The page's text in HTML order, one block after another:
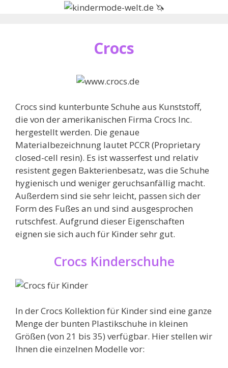
Crocs
Crocs sind kunterbunte Schuhe aus Kunststoff,
die von der amerikanischen Firma Crocs Inc.
hergestellt werden. Die genaue
Materialbezeichnung lautet PCCR (Proprietary
closed-cell resin). Es ist wasserfest und relativ
resistent gegen Bakterienbesatz, was die Schuhe
hygienisch und weniger geruchsanfällig macht.
Außerdem sind sie sehr leicht, passen sich der
Form des Fußes an und sind ausgesprochen
rutschfest. Aufgrund dieser Eigenschaften
eignen sie sich auch für Kinder sehr gut.
Crocs Kinderschuhe
In der Crocs Kollektion für Kinder sind eine ganze
Menge der bunten Plastikschuhe in kleinen
Größen (von 21 bis 35) verfügbar. Hier stellen wir
Ihnen die einzelnen Modelle vor: